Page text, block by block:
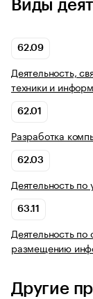
Виды
62.09
Деятельность,
техники и
62.01
Разработка
62.03
Деятельность
63.11
Деятельность по
размещению
Другие